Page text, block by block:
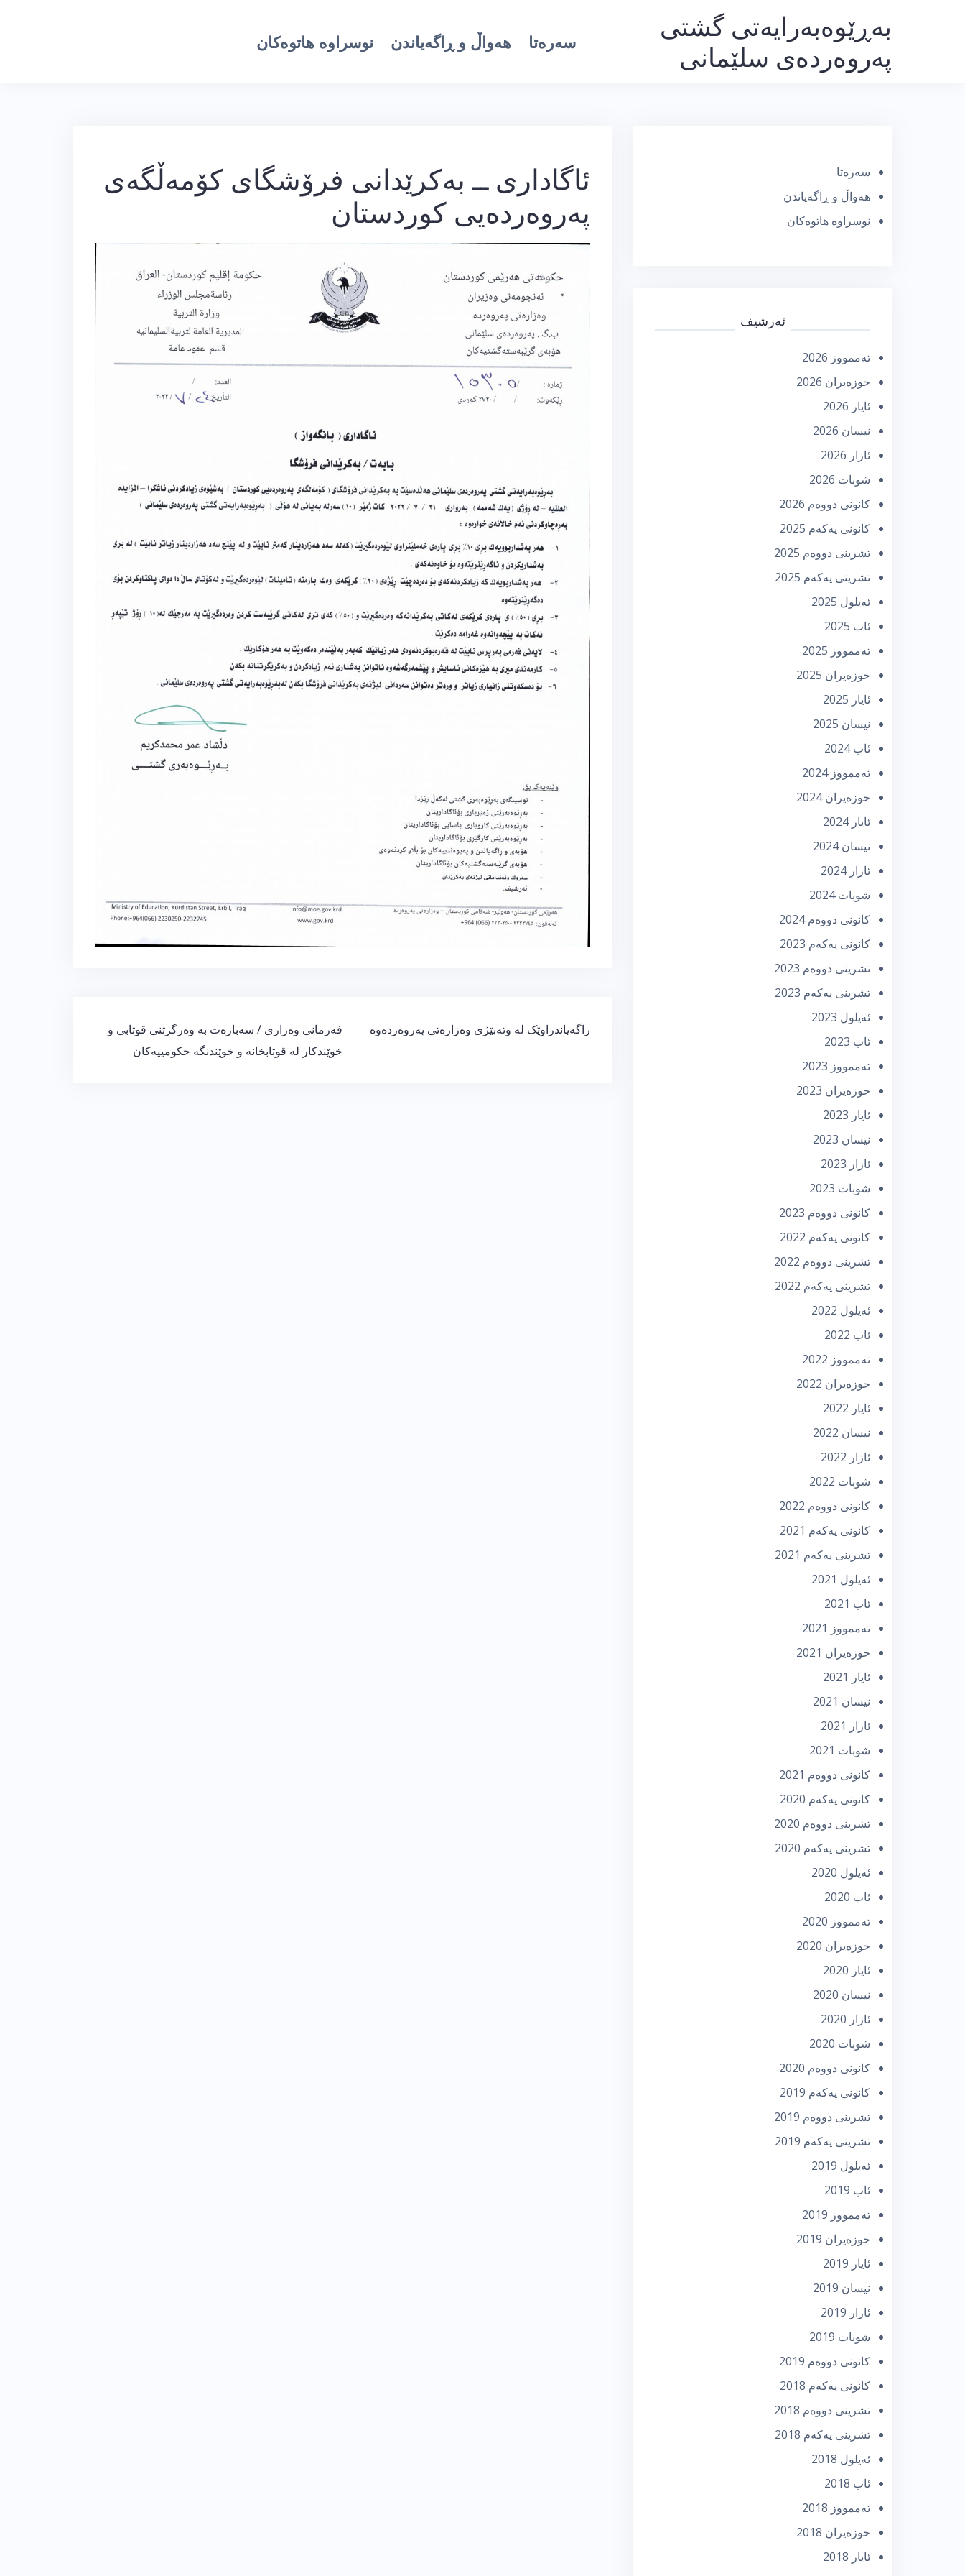
بەڕێوەبەرایەتی گشتی
پەروەردەی سلێمانی
سەرەتا هەواڵ و ڕاگەیاندن نوسراوە هاتوەکان
ئاگاداری­ ــ بەكرێدانی فرۆشگای كۆمەڵگەی
پەروەردەیی كوردستان
ڕێدۆزیی
فەرمانی وەزاری / سەبارەت بە وەرگرتنی قوتابی و
خوێندکار لە قوتابخانە و خوێندنگە حکومییەکان
راگەیاندراوێک لە وتەبێژی وەزارەتی پەروەردەوە
سەرەتا
هەواڵ و ڕاگەیاندن
نوسراوە هاتوەکان
ئەرشیف
تەممووز 2026
حوزه‌یران 2026
ئایار 2026
نیسان 2026
ئازار 2026
شوبات 2026
كانونی دووه‌م 2026
كانونی یه‌كه‌م 2025
تشرینی دووه‌م 2025
تشرینی یه‌كه‌م 2025
ئه‌یلول 2025
ئاب 2025
تەممووز 2025
حوزه‌یران 2025
ئایار 2025
نیسان 2025
ئاب 2024
تەممووز 2024
حوزه‌یران 2024
ئایار 2024
نیسان 2024
ئازار 2024
شوبات 2024
كانونی دووه‌م 2024
كانونی یه‌كه‌م 2023
تشرینی دووه‌م 2023
تشرینی یه‌كه‌م 2023
ئه‌یلول 2023
ئاب 2023
تەممووز 2023
حوزه‌یران 2023
ئایار 2023
نیسان 2023
ئازار 2023
شوبات 2023
كانونی دووه‌م 2023
كانونی یه‌كه‌م 2022
تشرینی دووه‌م 2022
تشرینی یه‌كه‌م 2022
ئه‌یلول 2022
ئاب 2022
تەممووز 2022
حوزه‌یران 2022
ئایار 2022
نیسان 2022
ئازار 2022
شوبات 2022
كانونی دووه‌م 2022
كانونی یه‌كه‌م 2021
تشرینی یه‌كه‌م 2021
ئه‌یلول 2021
ئاب 2021
تەممووز 2021
حوزه‌یران 2021
ئایار 2021
نیسان 2021
ئازار 2021
شوبات 2021
كانونی دووه‌م 2021
كانونی یه‌كه‌م 2020
تشرینی دووه‌م 2020
تشرینی یه‌كه‌م 2020
ئه‌یلول 2020
ئاب 2020
تەممووز 2020
حوزه‌یران 2020
ئایار 2020
نیسان 2020
ئازار 2020
شوبات 2020
كانونی دووه‌م 2020
كانونی یه‌كه‌م 2019
تشرینی دووه‌م 2019
تشرینی یه‌كه‌م 2019
ئه‌یلول 2019
ئاب 2019
تەممووز 2019
حوزه‌یران 2019
ئایار 2019
نیسان 2019
ئازار 2019
شوبات 2019
كانونی دووه‌م 2019
كانونی یه‌كه‌م 2018
تشرینی دووه‌م 2018
تشرینی یه‌كه‌م 2018
ئه‌یلول 2018
ئاب 2018
تەممووز 2018
حوزه‌یران 2018
ئایار 2018